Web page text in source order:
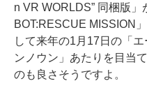
n VR WORLDS” 同梱版
BOT:RESCUE MISSION
して来年の1月17日の「
ンノウン」あたりを目当
のも良さそうですよ。